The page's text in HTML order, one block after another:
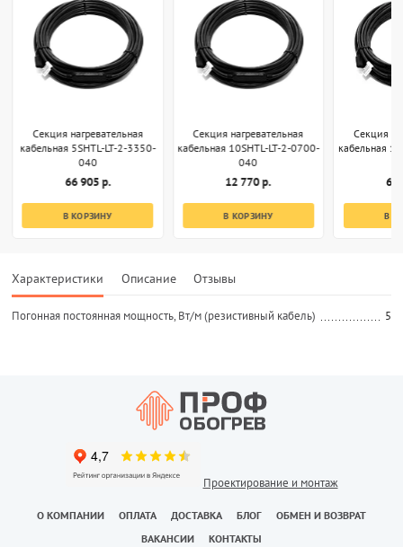
Секция нагревательная
кабельная 5SHTL-LT-2-3350-
040
66 905 р.
В КОРЗИНУ
Секция нагревательная
кабельная 10SHTL-LT-2-0700-
040
12 770 р.
В КОРЗИНУ
Секция
кабельная
63
В
Характеристики Описание Отзывы
Погонная постоянная мощность, Вт/м (резистивный кабель) 5
Проектирование и монтаж
О КОМПАНИИ ОПЛАТА ДОСТАВКА БЛОГ
ОБМЕН И ВОЗВРАТ
ВАКАНСИИ
КОНТАКТЫ